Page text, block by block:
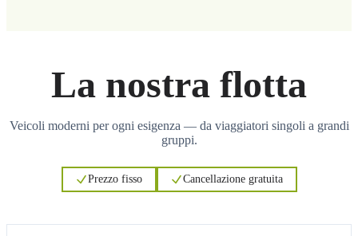
La nostra flotta
Veicoli moderni per ogni esigenza — da viaggiatori singoli a grandi
gruppi.
Prezzo fisso Cancellazione gratuita